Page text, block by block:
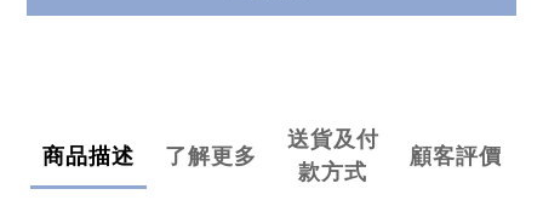
商品描述 了解更多
送貨及付
款方式
顧客評價